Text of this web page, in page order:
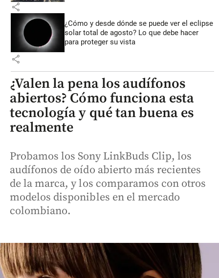
share
¿Cómo y desde dónde se puede ver el eclipse
solar total de agosto? Lo que debe hacer
para proteger su vista
share
¿Valen la pena los audífonos
abiertos? Cómo funciona esta
tecnología y qué tan buena es
realmente
Probamos los Sony LinkBuds Clip, los
audífonos de oído abierto más recientes
de la marca, y los comparamos con otros
modelos disponibles en el mercado
colombiano.